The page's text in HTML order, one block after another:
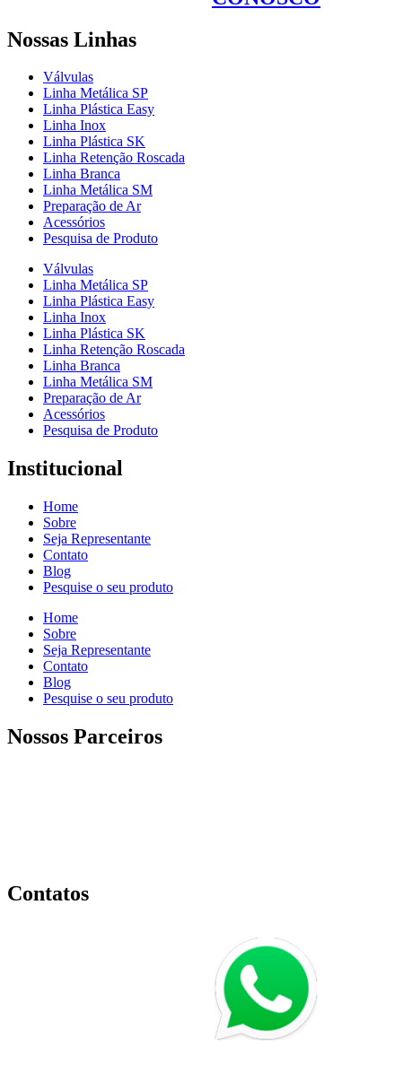
Nossas Linhas
Válvulas
Linha Metálica SP
Linha Plástica Easy
Linha Inox
Linha Plástica SK
Linha Retenção Roscada
Linha Branca
Linha Metálica SM
Preparação de Ar
Acessórios
Pesquisa de Produto
Válvulas
Linha Metálica SP
Linha Plástica Easy
Linha Inox
Linha Plástica SK
Linha Retenção Roscada
Linha Branca
Linha Metálica SM
Preparação de Ar
Acessórios
Pesquisa de Produto
Institucional
Home
Sobre
Seja Representante
Contato
Blog
Pesquise o seu produto
Home
Sobre
Seja Representante
Contato
Blog
Pesquise o seu produto
Nossos Parceiros
Contatos